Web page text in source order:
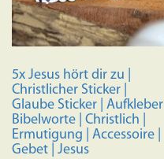
5x Jesus hört dir zu |
Christlicher Sticker |
Glaube Sticker | Aufkleber |
Bibelworte | Christlich |
Ermutigung | Accessoire |
Gebet | Jesus